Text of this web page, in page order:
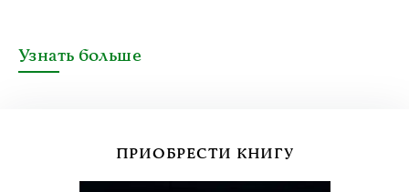
Узнать больше
ПРИОБРЕСТИ КНИГУ